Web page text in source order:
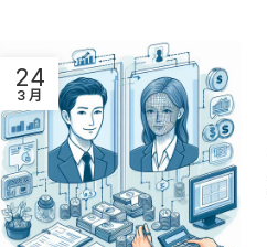
24
3 月